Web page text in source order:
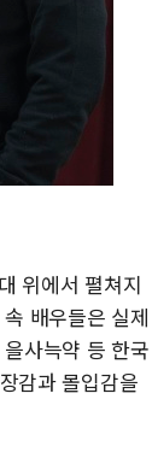
위에서 펼쳐지
배우들은 실제
사늑약 등 한국
감과 몰입감을